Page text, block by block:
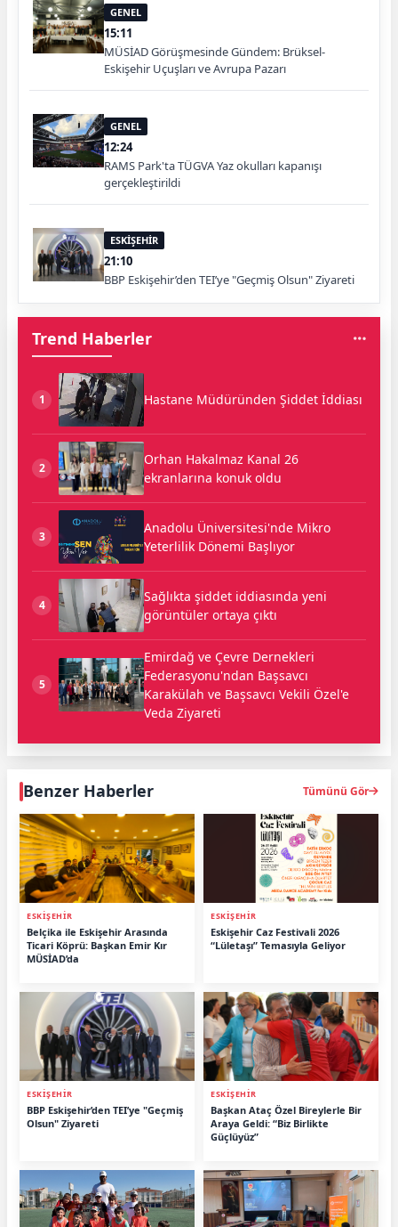
GENEL
15:11
MÜSİAD Görüşmesinde Gündem: Brüksel-
Eskişehir Uçuşları ve Avrupa Pazarı
GENEL
12:24
RAMS Park'ta TÜGVA Yaz okulları kapanışı
gerçekleştirildi
ESKİŞEHİR
21:10
BBP Eskişehir’den TEI’ye "Geçmiş Olsun" Ziyareti
Trend Haberler
1 Hastane Müdüründen Şiddet İddiası
2
Orhan Hakalmaz Kanal 26
ekranlarına konuk oldu
3
Anadolu Üniversitesi'nde Mikro
Yeterlilik Dönemi Başlıyor
4
Sağlıkta şiddet iddiasında yeni
görüntüler ortaya çıktı
5
Emirdağ ve Çevre Dernekleri
Federasyonu'ndan Başsavcı
Karakülah ve Başsavcı Vekili Özel'e
Veda Ziyareti
Benzer Haberler Tümünü Gör
ESKİŞEHİR
Belçika ile Eskişehir Arasında
Ticari Köprü: Başkan Emir Kır
MÜSİAD’da
ESKİŞEHİR
Eskişehir Caz Festivali 2026
“Lületaşı” Temasıyla Geliyor
ESKİŞEHİR
BBP Eskişehir’den TEI’ye "Geçmiş
Olsun" Ziyareti
ESKİŞEHİR
Başkan Ataç Özel Bireylerle Bir
Araya Geldi: “Biz Birlikte
Güçlüyüz”